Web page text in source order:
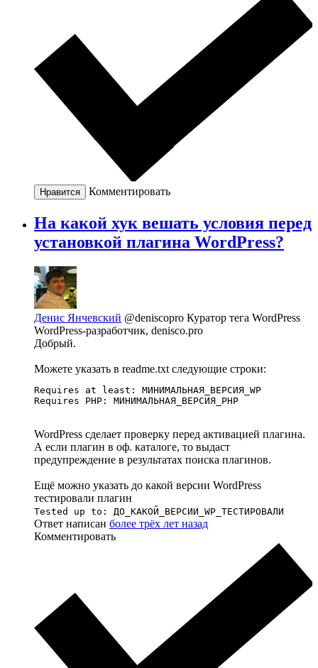
Нравится Комментировать
На какой хук вешать условия перед
установкой плагина WordPress?
Денис Янчевский @deniscopro Куратор тега WordPress
WordPress-разработчик, denisco.pro
Добрый.
Можете указать в readme.txt следующие строки:
Requires at least: МИНИМАЛЬНАЯ_ВЕРСИЯ_WP
Requires PHP: МИНИМАЛЬНАЯ_ВЕРСИЯ_PHP
WordPress сделает проверку перед активацией плагина.
А если плагин в оф. каталоге, то выдаст
предупреждение в результатах поиска плагинов.
Ещё можно указать до какой версии WordPress
тестировали плагин
Tested up to: ДО_КАКОЙ_ВЕРСИИ_WP_ТЕСТИРОВАЛИ
Ответ написан более трёх лет назад
Комментировать